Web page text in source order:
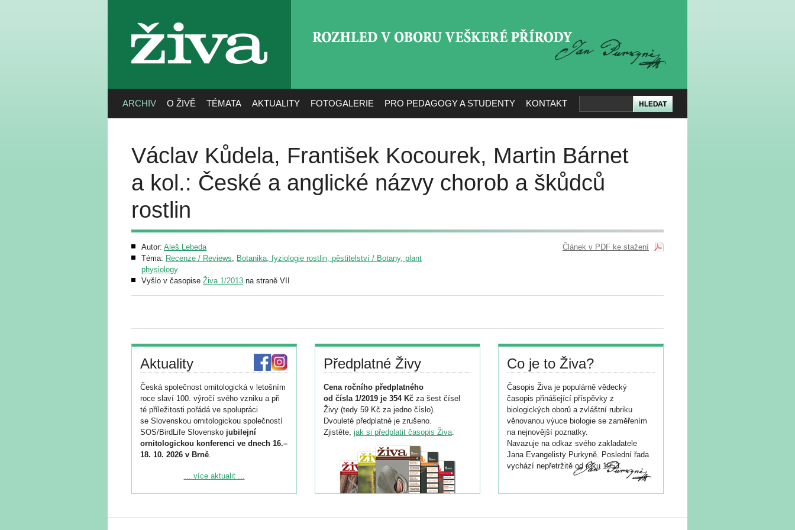
živa
ARCHIV O ŽIVĚ TÉMATA AKTUALITY FOTOGALERIE PRO PEDAGOGY A STUDENTY KONTAKT
Václav Kůdela, František Kocourek, Martin Bárnet
a kol.: České a anglické názvy chorob a škůdců
rostlin
Autor: Aleš Lebeda
Téma: Recenze / Reviews, Botanika, fyziologie rostlin, pěstitelství / Botany, plant
physiology
Vyšlo v časopise Živa 1/2013 na straně VII
Článek v PDF ke stažení
Aktuality
Česká společnost ornitologická v letošním
roce slaví 100. výročí svého vzniku a při
té příležitosti pořádá ve spolupráci
se Slovenskou ornitologickou společností
SOS/BirdLife Slovensko jubilejní
ornitologickou konferenci ve dnech 16.–
18. 10. 2026 v Brně.
Podrobnější informace ke konferenci
Registrovat se můžete do 6. září.
... více aktualit ...
Předplatné Živy
Cena ročního předplatného
od čísla 1/2019 je 354 Kč za šest čísel
Živy (tedy 59 Kč za jedno číslo).
Dvouleté předplatné je zrušeno.
Zjistěte, jak si předplatit časopis Živa.
Co je to Živa?
Časopis Živa je populárně vědecký
časopis přinášející příspěvky z
biologických oborů a zvláštní rubriku
věnovanou výuce biologie se zaměřením
na nejnovější poznatky.
Navazuje na odkaz svého zakladatele
Jana Evangelisty Purkyně. Poslední řada
vychází nepřetržitě od roku 1953.